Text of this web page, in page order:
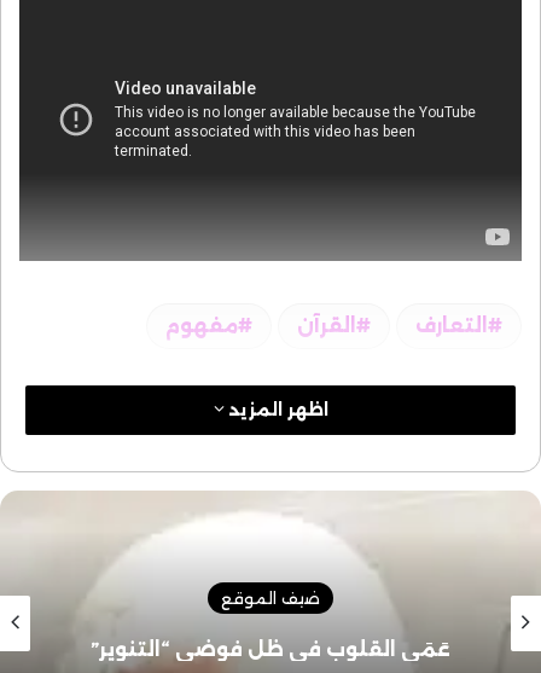
التعارف القرآن مفهوم
اظهر المزيد
ضيف الموقع
عَمَى القلوب في ظل فوضى “التنوير”